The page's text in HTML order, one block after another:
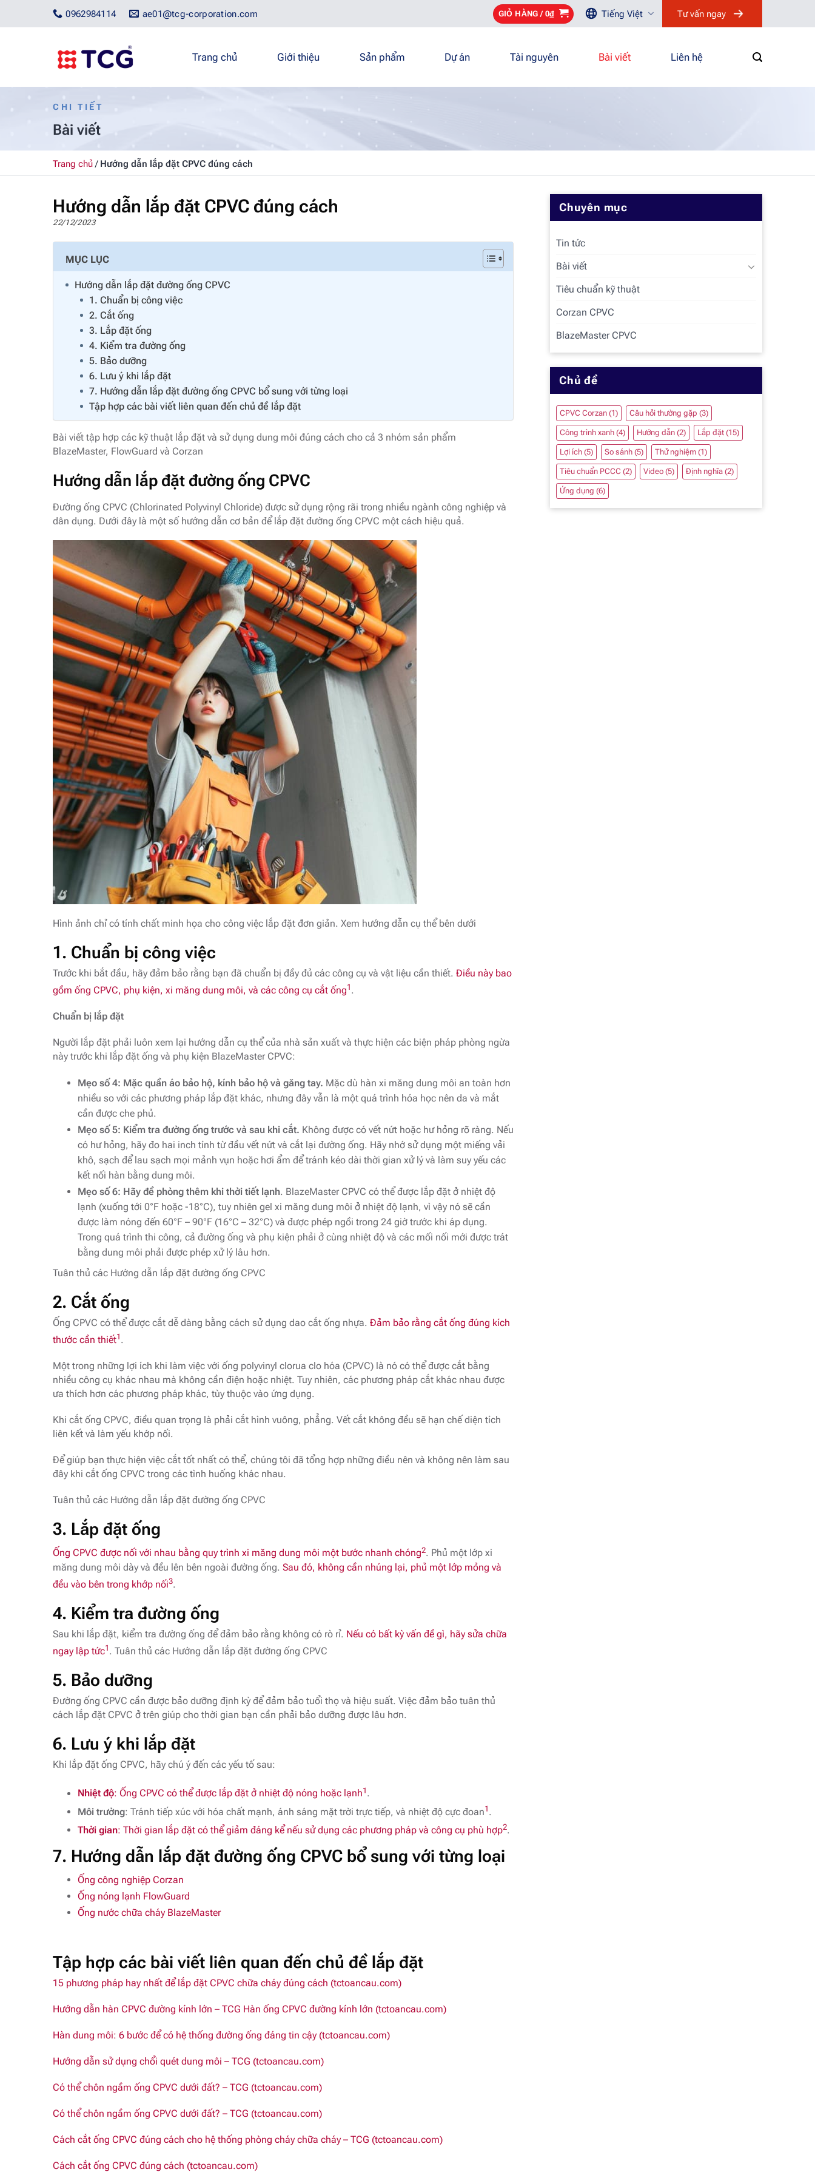
ae01@tcg-corporation.com
0962984114 GIỎ HÀNG / 0₫ Tiếng Việt Tư vấn ngay
Trang chủ Giới thiệu Sản phẩm Dự án Tài nguyên Bài viết Liên hệ
CHI TIẾT
Bài viết
Trang chủ/ Hướng dẫn lắp đặt CPVC đúng cách
Hướng dẫn lắp đặt CPVC đúng cách
22/12/2023
MỤC LỤC
Hướng dẫn lắp đặt đường ống CPVC
1. Chuẩn bị công việc
2. Cắt ống
3. Lắp đặt ống
4. Kiểm tra đường ống
5. Bảo dưỡng
6. Lưu ý khi lắp đặt
7. Hướng dẫn lắp đặt đường ống CPVC bổ sung với từng loại
Tập hợp các bài viết liên quan đến chủ đề lắp đặt
Bài viết tập hợp các kỹ thuật lắp đặt và sử dụng dung môi đúng cách cho cả 3 nhóm sản phẩm
BlazeMaster, FlowGuard và Corzan
Hướng dẫn lắp đặt đường ống CPVC
Đường ống CPVC (Chlorinated Polyvinyl Chloride) được sử dụng rộng rãi trong nhiều ngành công nghiệp và
dân dụng. Dưới đây là một số hướng dẫn cơ bản để lắp đặt đường ống CPVC một cách hiệu quả.
Hình ảnh chỉ có tính chất minh họa cho công việc lắp đặt đơn giản. Xem hướng dẫn cụ thể bên dưới
1. Chuẩn bị công việc
Trước khi bắt đầu, hãy đảm bảo rằng bạn đã chuẩn bị đầy đủ các công cụ và vật liệu cần thiết. Điều này bao
gồm ống CPVC, phụ kiện, xi măng dung môi, và các công cụ cắt ống1 .
Chuẩn bị lắp đặt
Người lắp đặt phải luôn xem lại hướng dẫn cụ thể của nhà sản xuất và thực hiện các biện pháp phòng ngừa
này trước khi lắp đặt ống và phụ kiện BlazeMaster CPVC:
Mẹo số 4: Mặc quần áo bảo hộ, kính bảo hộ và găng tay. Mặc dù hàn xi măng dung môi an toàn hơn
nhiều so với các phương pháp lắp đặt khác, nhưng đây vẫn là một quá trình hóa học nên da và mắt
cần được che phủ.
Mẹo số 5: Kiểm tra đường ống trước và sau khi cắt. Không được có vết nứt hoặc hư hỏng rõ ràng. Nếu
có hư hỏng, hãy đo hai inch tính từ đầu vết nứt và cắt lại đường ống. Hãy nhớ sử dụng một miếng vải
khô, sạch để lau sạch mọi mảnh vụn hoặc hơi ẩm để tránh kéo dài thời gian xử lý và làm suy yếu các
kết nối hàn bằng dung môi.
Mẹo số 6: Hãy đề phòng thêm khi thời tiết lạnh. BlazeMaster CPVC có thể được lắp đặt ở nhiệt độ
lạnh (xuống tới 0°F hoặc -18°C), tuy nhiên gel xi măng dung môi ở nhiệt độ lạnh, vì vậy nó sẽ cần
được làm nóng đến 60°F – 90°F (16°C – 32°C) và được phép ngồi trong 24 giờ trước khi áp dụng.
Trong quá trình thi công, cả đường ống và phụ kiện phải ở cùng nhiệt độ và các mối nối mới được trát
bằng dung môi phải được phép xử lý lâu hơn.
Tuân thủ các Hướng dẫn lắp đặt đường ống CPVC
2. Cắt ống
Ống CPVC có thể được cắt dễ dàng bằng cách sử dụng dao cắt ống nhựa. Đảm bảo rằng cắt ống đúng kích
thước cần thiết1 .
Một trong những lợi ích khi làm việc với ống polyvinyl clorua clo hóa (CPVC) là nó có thể được cắt bằng
nhiều công cụ khác nhau mà không cần điện hoặc nhiệt. Tuy nhiên, các phương pháp cắt khác nhau được
ưa thích hơn các phương pháp khác, tùy thuộc vào ứng dụng.
Khi cắt ống CPVC, điều quan trọng là phải cắt hình vuông, phẳng. Vết cắt không đều sẽ hạn chế diện tích
liên kết và làm yếu khớp nối.
Để giúp bạn thực hiện việc cắt tốt nhất có thể, chúng tôi đã tổng hợp những điều nên và không nên làm sau
đây khi cắt ống CPVC trong các tình huống khác nhau.
Tuân thủ các Hướng dẫn lắp đặt đường ống CPVC
3. Lắp đặt ống
Ống CPVC được nối với nhau bằng quy trình xi măng dung môi một bước nhanh chóng2. Phủ một lớp xi
măng dung môi dày và đều lên bên ngoài đường ống. Sau đó, không cần nhúng lại, phủ một lớp mỏng và
đều vào bên trong khớp nối3.
4. Kiểm tra đường ống
Sau khi lắp đặt, kiểm tra đường ống để đảm bảo rằng không có rò rỉ. Nếu có bất kỳ vấn đề gì, hãy sửa chữa
ngay lập tức1 . Tuân thủ các Hướng dẫn lắp đặt đường ống CPVC
5. Bảo dưỡng
Đường ống CPVC cần được bảo dưỡng định kỳ để đảm bảo tuổi thọ và hiệu suất. Việc đảm bảo tuân thủ
cách lắp đặt CPVC ở trên giúp cho thời gian bạn cần phải bảo dưỡng được lâu hơn.
6. Lưu ý khi lắp đặt
Khi lắp đặt ống CPVC, hãy chú ý đến các yếu tố sau:
Nhiệt độ: Ống CPVC có thể được lắp đặt ở nhiệt độ nóng hoặc lạnh1 .
Môi trường: Tránh tiếp xúc với hóa chất mạnh, ánh sáng mặt trời trực tiếp, và nhiệt độ cực đoan1 .
Thời gian: Thời gian lắp đặt có thể giảm đáng kể nếu sử dụng các phương pháp và công cụ phù hợp2.
7. Hướng dẫn lắp đặt đường ống CPVC bổ sung với từng loại
Ống công nghiệp Corzan
Ống nóng lạnh FlowGuard
Ống nước chữa cháy BlazeMaster
Tập hợp các bài viết liên quan đến chủ đề lắp đặt
15 phương pháp hay nhất để lắp đặt CPVC chữa cháy đúng cách (tctoancau.com)
Hướng dẫn hàn CPVC đường kính lớn – TCG Hàn ống CPVC đường kính lớn (tctoancau.com)
Hàn dung môi: 6 bước để có hệ thống đường ống đáng tin cậy (tctoancau.com)
Hướng dẫn sử dụng chổi quét dung môi – TCG (tctoancau.com)
Có thể chôn ngầm ống CPVC dưới đất? – TCG (tctoancau.com)
Có thể chôn ngầm ống CPVC dưới đất? – TCG (tctoancau.com)
Cách cắt ống CPVC đúng cách cho hệ thống phòng cháy chữa cháy – TCG (tctoancau.com)
Cách cắt ống CPVC đúng cách (tctoancau.com)
Chuyên mục
Tin tức
Bài viết
Tiêu chuẩn kỹ thuật
Corzan CPVC
BlazeMaster CPVC
Chủ đề
CPVC Corzan (1) Câu hỏi thường gặp (3)
Công trình xanh (4) Hướng dẫn (2) Lắp đặt (15)
Lợi ích (5) So sánh (5) Thử nghiệm (1)
Tiêu chuẩn PCCC (2) Video (5) Định nghĩa (2)
Ứng dụng (6)